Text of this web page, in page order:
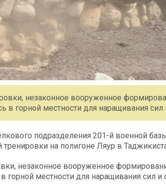
незаконное вооруженное
в горной местности для наращивания сил
подразделения 201-й военной
тренировки на полигоне Ляур в
незаконное вооруженное
горной местности для наращивания сил и